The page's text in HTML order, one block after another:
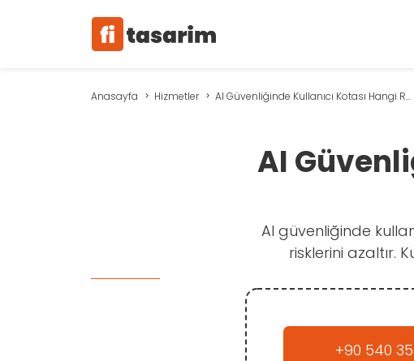
Anasayfa Hizmetler AI Güvenliğinde Kullanıcı Kotası Hangi R...
AI
AI güvenliğinde
risklerini azaltır.
+90 540